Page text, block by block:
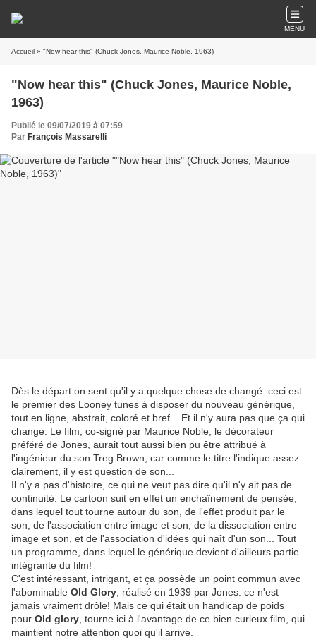
MENU
Accueil » "Now hear this" (Chuck Jones, Maurice Noble, 1963)
"Now hear this" (Chuck Jones, Maurice Noble,
1963)
Publié le 09/07/2019 à 07:59
Par François Massarelli
Dès le départ on sent qu'il y a quelque chose de changé: ceci est
le premier des Looney tunes à disposer du nouveau générique,
tout en ligne, abstrait, coloré et bref... Et il n'y aura pas que ça qui
change. Le film, co-signé par Maurice Noble, le décorateur
préféré de Jones, aurait tout aussi bien pu être attribué à
l'ingénieur du son Treg Brown, car comme le titre l'indique assez
clairement, il y est question de son...
Il n'y a pas d'histoire, ce qui ne veut pas dire qu'il n'y ait pas de
continuité. Le cartoon suit en effet un enchaînement de pensée,
dans lequel tout tourne autour du son, de l'effet produit par le
son, de l'association entre image et son, de la dissociation entre
image et son, et de l'association d'idées qui naît d'un son... Tout
un programme, dans lequel le générique devient d'ailleurs partie
intégrante du film!
C'est intéressant, intrigant, et ça possède un point commun avec
l'abominable Old Glory , réalisé en 1939 par Jones: ce n'est
jamais vraiment drôle! Mais ce qui était un handicap de poids
pour Old glory , tourne ici à l'avantage de ce bien curieux film, qui
maintient notre attention quoi qu'il arrive.